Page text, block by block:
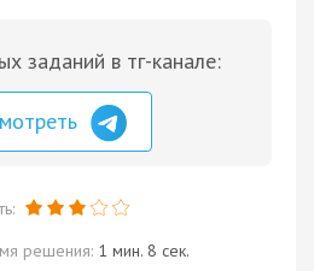
заданий в тг-канале:
решения: 1 мин. 8 сек.